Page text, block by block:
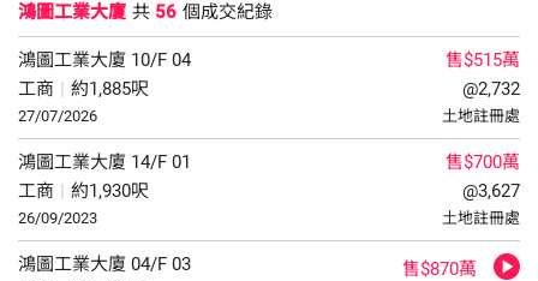
鴻圖工業大廈 共 56 個成交紀錄
鴻圖工業大廈 10/F 04
工商 | 約1,885呎
27/07/2026
售$515萬
@2,732
土地註冊處
鴻圖工業大廈 14/F 01
工商 | 約1,930呎
26/09/2023
售$700萬
@3,627
土地註冊處
鴻圖工業大廈 04/F 03
售$870萬